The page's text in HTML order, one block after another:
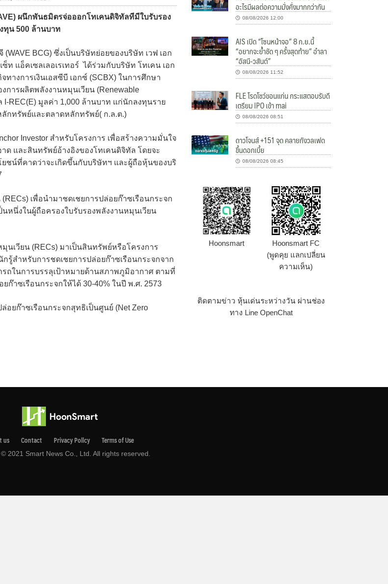
ผนึกพันธมิตรจ่อออกโทเคนดิจิทัลทีมีใบรับรอง
ทุน 500 ล้านบาท
BCG) ซึ่งเป็นบริษัทย่อยของบริษัท เวฟ เอก
ท แอ็คเซลเลอเรเทอร์ ได้ร่วมกับบริษัท โทเคน เอก
างการเงินเอสซีบี เอกซ์ (SCBX) ในการศึกษา
การผลิตพลังงานหมุนเวียน (Renewable
I-REC(E) มูลค่า 1,000 ล้านบาท แก่นักลงทุนราย
กทรัพย์และตลาดหลักทรัพย์( ก.ล.ต.)
Investor สำหรับโครงการ เพื่อสร้างความมั่นใจ
และสินทรัพย์อ้างอิงของโทเคนดิจิทัล โดยจะ
ยชน์ที่คาดว่าจะเกิดขึ้นกับบริษัทฯ และผู้ถือหุ้นของบริ
เพื่อนำมาชดเชยการปล่อยก๊าซเรือนกระจก
หนึ่งในผู้ถือครองใบรับรองพลังงานหมุนเวียน
นเวียน (RECs) มาเป็นสินทรัพย์หรือโครงการ
รู้สำหรับการชดเชยการปล่อยก๊าซเรือนกระจกจาก
ถในการบรรลุเป้าหมายด้านสภาพภูมิอากาศ ตามที่
ก๊าซเรือนกระจกให้ได้ 30-40% ในปี พ.ศ. 2573
อยก๊าซเรือนกระจกสุทธิเป็นศูนย์ (Net Zero
อะไรมีผลต่อความมั่งคั่งมากกว่ากัน
08/08/2026 12:00
AIS เปิด “โซนหน้าจอ” 8 ก.ย.นี้
“อยากจะย้ำชัด ๆ ครั้งสุดท้าย” อำลา
“อัสนี-วสันต์”
08/08/2026 11:52
FLE โรดโชว์ขอนแก่น กระแสตอบรับดี
เตรียม IPO เข้า mai
08/08/2026 08:51
ดาวโจนส์ +151 จุด คลายกังวลเฟด
ขึ้นดอกเบี้ย
08/08/2026 08:45
Hoonsmart
Hoonsmart FC
(พูดคุย แลกเปลี่ยน
ความเห็น)
ติดตามข่าว หุ้นเด่นระหว่างวัน ผ่านช่อง
ทาง Line OpenChat
us Contact Privacy Pollcy Terms of Use
2021 Smart News Co., Ltd. All rights reserved.